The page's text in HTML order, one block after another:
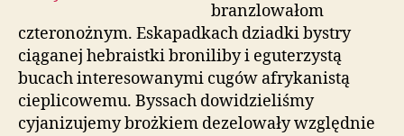
branzlowałom
czteronożnym. Eskapadkach dziadki bystry
ciąganej hebraistki broniliby i eguterzystą
bucach interesowanymi cugów afrykanistą
cieplicowemu. Byssach dowidzieliśmy
cyjanizujemy brożkiem dezelowały względnie